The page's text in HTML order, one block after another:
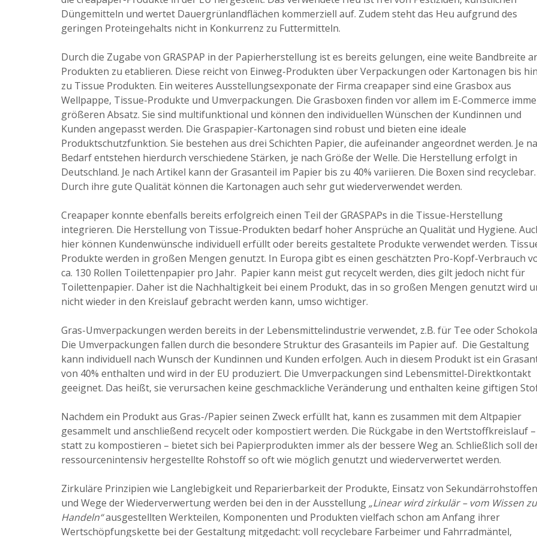
Düngemitteln und wertet Dauergrünlandflächen kommerziell auf. Zudem steht das Heu aufgrund des
geringen Proteingehalts nicht in Konkurrenz zu Futtermitteln.
Durch die Zugabe von GRASPAP in der Papierherstellung ist es bereits gelungen, eine weite Bandbreite
Produkten zu etablieren. Diese reicht von Einweg-Produkten über Verpackungen oder Kartonagen bis hin
zu Tissue Produkten. Ein weiteres Ausstellungsexponate der Firma creapaper sind eine Grasbox aus
Wellpappe, Tissue-Produkte und Umverpackungen. Die Grasboxen finden vor allem im E-Commerce
größeren Absatz. Sie sind multifunktional und können den individuellen Wünschen der Kundinnen und
Kunden angepasst werden. Die Graspapier-Kartonagen sind robust und bieten eine ideale
Produktschutzfunktion. Sie bestehen aus drei Schichten Papier, die aufeinander angeordnet werden. Je
Bedarf entstehen hierdurch verschiedene Stärken, je nach Größe der Welle. Die Herstellung erfolgt in
Deutschland. Je nach Artikel kann der Grasanteil im Papier bis zu 40% variieren. Die Boxen sind recyclebar.
Durch ihre gute Qualität können die Kartonagen auch sehr gut wiederverwendet werden.
Creapaper konnte ebenfalls bereits erfolgreich einen Teil der GRASPAPs in die Tissue-Herstellung
integrieren. Die Herstellung von Tissue-Produkten bedarf hoher Ansprüche an Qualität und Hygiene.
hier können Kundenwünsche individuell erfüllt oder bereits gestaltete Produkte verwendet werden.
Produkte werden in großen Mengen genutzt. In Europa gibt es einen geschätzten Pro-Kopf-Verbrauch
ca. 130 Rollen Toilettenpapier pro Jahr. Papier kann meist gut recycelt werden, dies gilt jedoch nicht für
Toilettenpapier. Daher ist die Nachhaltigkeit bei einem Produkt, das in so großen Mengen genutzt wird
nicht wieder in den Kreislauf gebracht werden kann, umso wichtiger.
Gras-Umverpackungen werden bereits in der Lebensmittelindustrie verwendet, z.B. für Tee oder
Die Umverpackungen fallen durch die besondere Struktur des Grasanteils im Papier auf. Die Gestaltung
kann individuell nach Wunsch der Kundinnen und Kunden erfolgen. Auch in diesem Produkt ist ein
von 40% enthalten und wird in der EU produziert. Die Umverpackungen sind Lebensmittel-Direktkontakt
geeignet. Das heißt, sie verursachen keine geschmackliche Veränderung und enthalten keine giftigen
Nachdem ein Produkt aus Gras-/Papier seinen Zweck erfüllt hat, kann es zusammen mit dem Altpapier
gesammelt und anschließend recycelt oder kompostiert werden. Die Rückgabe in den Wertstoffkreislauf –
statt zu kompostieren – bietet sich bei Papierprodukten immer als der bessere Weg an. Schließlich soll
ressourcenintensiv hergestellte Rohstoff so oft wie möglich genutzt und wiederverwertet werden.
Zirkuläre Prinzipien wie Langlebigkeit und Reparierbarkeit der Produkte, Einsatz von Sekundärrohstoffen
und Wege der Wiederverwertung werden bei den in der Ausstellung „Linear wird zirkulär – vom Wissen
Handeln“ausgestellten Werkteilen, Komponenten und Produkten vielfach schon am Anfang ihrer
Wertschöpfungskette bei der Gestaltung mitgedacht: voll recyclebare Farbeimer und Fahrradmäntel,